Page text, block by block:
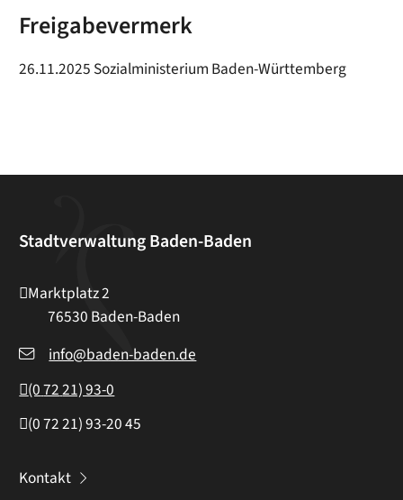
Freigabevermerk
26.11.2025 Sozialministerium Baden-Württemberg
Stadtverwaltung Baden-Baden
Marktplatz 2
76530 Baden-Baden
info@baden-baden.de
(07221) 93-0
(07221) 93-2045
Kontakt